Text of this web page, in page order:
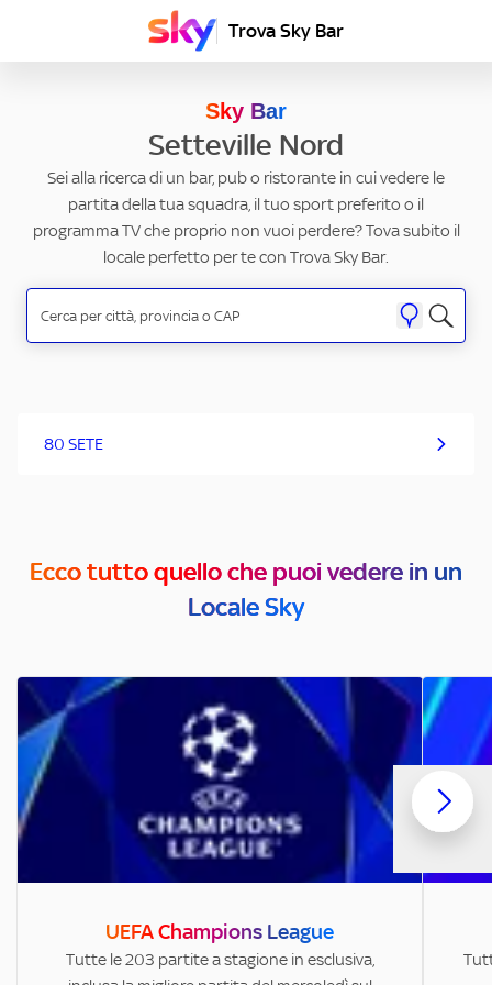
Trova Sky Bar
Sky Bar
Setteville Nord
Sei alla ricerca di un bar, pub o ristorante in cui vedere le
partita della tua squadra, il tuo sport preferito o il
programma TV che proprio non vuoi perdere? Tova subito il
locale perfetto per te con Trova Sky Bar.
80 SETE
Ecco tutto quello che puoi vedere in un
Locale Sky
UEFA Champions League
Tutte le 203 partite a stagione in esclusiva,